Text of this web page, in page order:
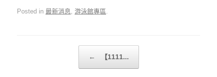
Posted in 最新消息, 游泳館專區.
← 【1111...